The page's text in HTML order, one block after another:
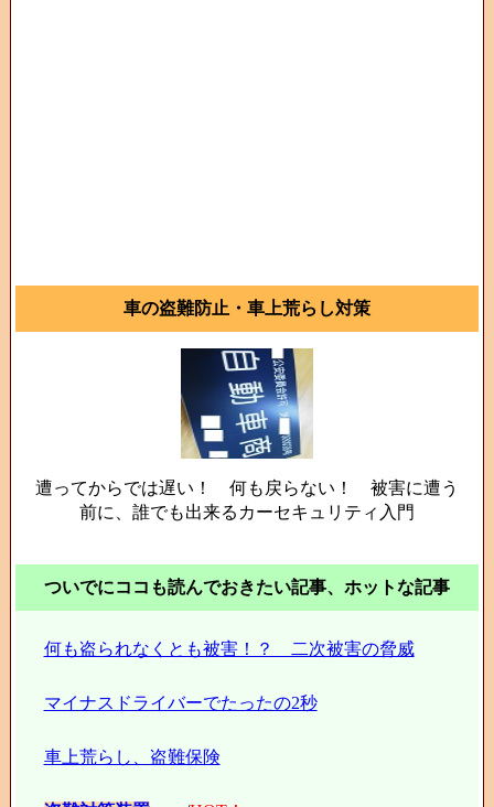
車の盗難防止・車上荒らし対策
遭ってからでは遅い！ 何も戻らない！ 被害に遭う
前に、誰でも出来るカーセキュリティ入門
ついでにココも読んでおきたい記事、ホットな記事
何も盗られなくとも被害！？ 二次被害の脅威
マイナスドライバーでたったの2秒
車上荒らし、盗難保険